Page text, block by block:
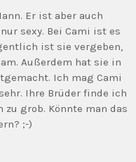
Er ist aber auch
sexy. Bei Cami ist es
ist sie vergeben,
Außerdem hat sie in
Ich mag Cami
Ihre Brüder finde ich
grob. Könnte man das
;-)